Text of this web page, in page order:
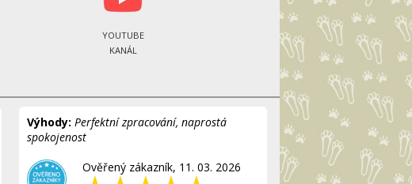
YOUTUBE
KANÁL
Výhody: Perfektní zpracování, naprostá
spokojenost
Ověřený zákazník, 11. 03. 2026